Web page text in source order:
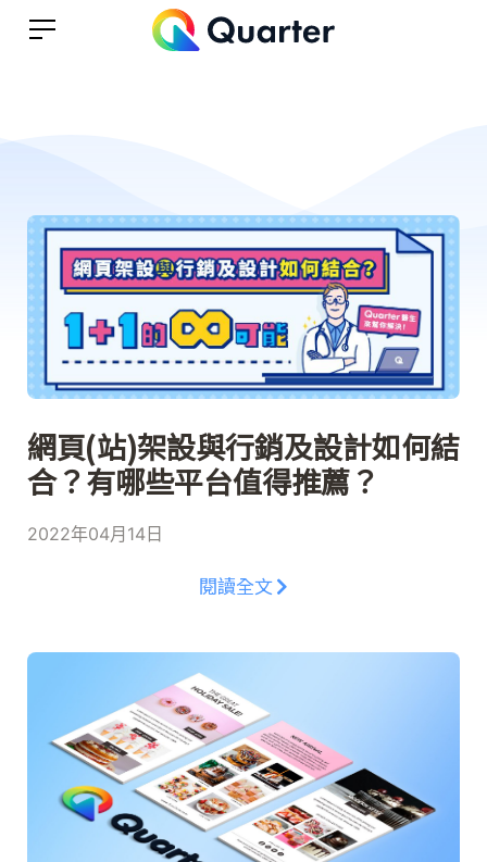
網頁(站)架設與行銷及設計如何結
合？有哪些平台值得推薦？
2022年04月14日
閱讀全文